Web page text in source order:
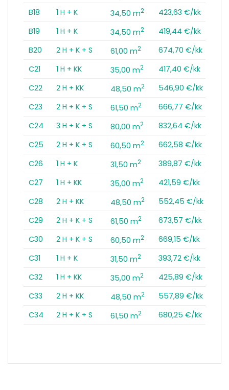
B18
1 H + K 34,50 m2
423,63 €/kk
B19
1 H + K 34,50 m2
419,44 €/kk
B20
2 H + K + S 61,00 m2
674,70 €/kk
C21
1 H + KK 35,00 m2
417,40 €/kk
C22
2 H + KK 48,50 m2
546,90 €/kk
C23
2 H + K + S 61,50 m2
666,77 €/kk
C24
3 H + K + S 80,00 m2
832,64 €/kk
C25
2 H + K + S 60,50 m2
662,58 €/kk
C26
1 H + K 31,50 m2
389,87 €/kk
C27
1 H + KK 35,00 m2
421,59 €/kk
C28
2 H + KK 48,50 m2
552,45 €/kk
C29
2 H + K + S 61,50 m2
673,57 €/kk
C30
2 H + K + S 60,50 m2
669,15 €/kk
C31
1 H + K 31,50 m2
393,72 €/kk
C32
1 H + KK 35,00 m2
425,89 €/kk
C33
2 H + KK 48,50 m2
557,89 €/kk
C34
2 H + K + S 61,50 m2 680,25 €/kk